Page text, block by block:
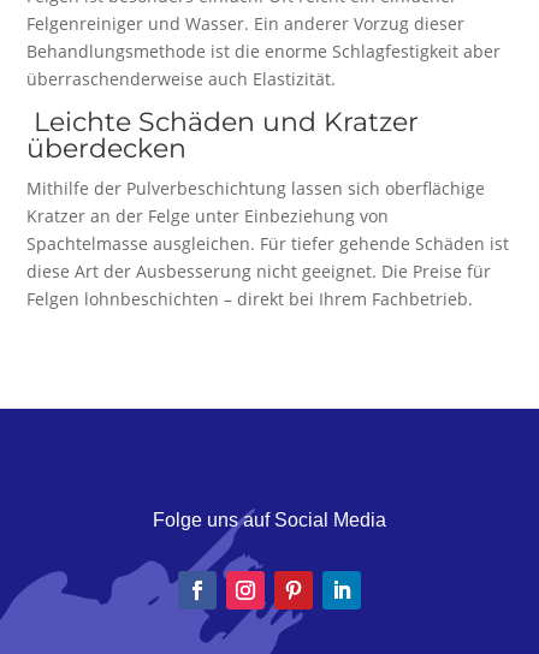
Felgenreiniger und Wasser. Ein anderer Vorzug dieser
Behandlungsmethode ist die enorme Schlagfestigkeit aber
überraschenderweise auch Elastizität.
Leichte Schäden und Kratzer
überdecken
Mithilfe der Pulverbeschichtung lassen sich oberflächige
Kratzer an der Felge unter Einbeziehung von
Spachtelmasse ausgleichen. Für tiefer gehende Schäden ist
diese Art der Ausbesserung nicht geeignet. Die Preise für
Felgen lohnbeschichten – direkt bei Ihrem Fachbetrieb.
Folge uns auf Social Media